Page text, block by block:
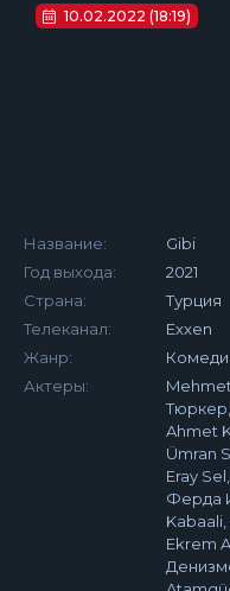
10.02.2022 (18:19)
Название:
Gibi
Год выхода:
2021
Страна:
Турция
Телеканал:
Exxen
Жанр:
Актеры:
Ahmet
Ümran
Eray
Ферда
Ekrem